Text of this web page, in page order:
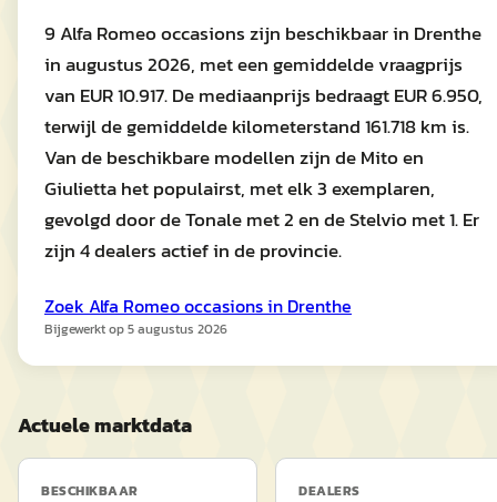
9 Alfa Romeo occasions zijn beschikbaar in Drenthe
in augustus 2026, met een gemiddelde vraagprijs
van EUR 10.917. De mediaanprijs bedraagt EUR 6.950,
terwijl de gemiddelde kilometerstand 161.718 km is.
Van de beschikbare modellen zijn de Mito en
Giulietta het populairst, met elk 3 exemplaren,
gevolgd door de Tonale met 2 en de Stelvio met 1. Er
zijn 4 dealers actief in de provincie.
Zoek Alfa Romeooccasions in Drenthe
Bijgewerkt op5 augustus 2026
Actuele marktdata
BESCHIKBAAR DEALERS